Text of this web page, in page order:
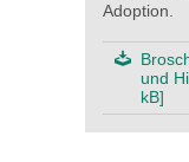
Adoption.
und
kB]